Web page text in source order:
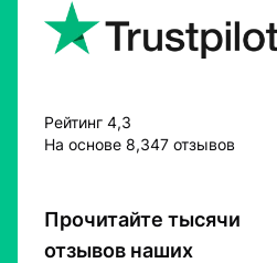
Рейтинг 4,3
На основе 8,347 отзывов
Прочитайте тысячи
отзывов наших